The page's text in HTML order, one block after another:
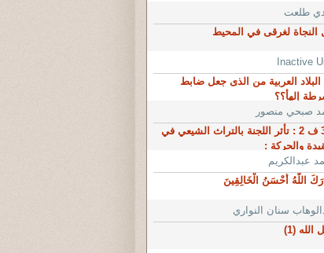
طلعت
النجاة لغرقى في المحيط
Inactive
العربية من الذى جعل ضابط
إلهأ؟؟
صبحي منصور
ق 3 ف 2 : تأثر اللجنة بالتراث الشيعي في
والحركة :
عبدالكريم
اللَّهُ أَحْسَنُ الْخَالِقِينَ
سنان النواري
الله (1)